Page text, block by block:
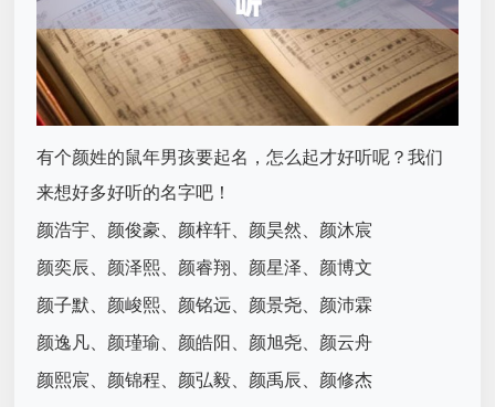
有个颜姓的鼠年男孩要起名，怎么起才好听呢？我们
来想好多好听的名字吧！
颜浩宇、颜俊豪、颜梓轩、颜昊然、颜沐宸
颜奕辰、颜泽熙、颜睿翔、颜星泽、颜博文
颜子默、颜峻熙、颜铭远、颜景尧、颜沛霖
颜逸凡、颜瑾瑜、颜皓阳、颜旭尧、颜云舟
颜熙宸、颜锦程、颜弘毅、颜禹辰、颜修杰